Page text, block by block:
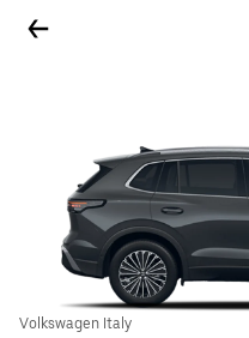
Volkswagen Italy